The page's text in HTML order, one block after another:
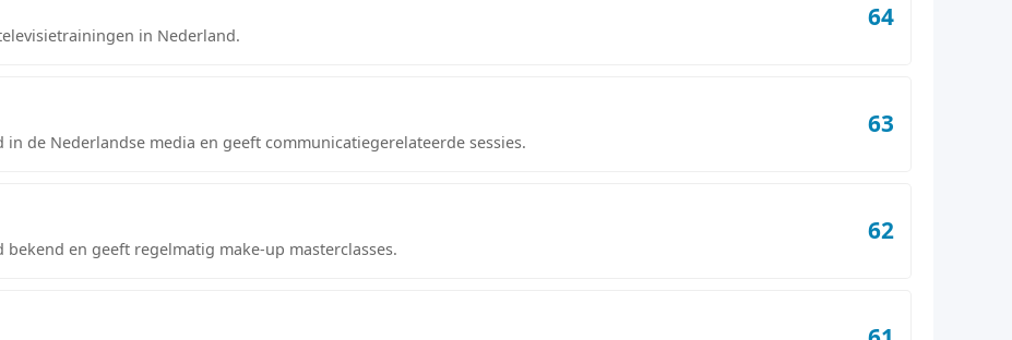
in Nederland.
64
de Nederlandse media en geeft communicatiegerelateerde sessies.
63
en geeft regelmatig make-up masterclasses.
62